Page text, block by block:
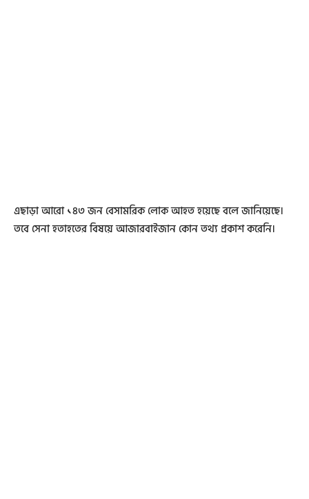
এছাড়া আরো ১৪৩ জন বেসামরিক লোক আহত হয়েছে বলে জানিয়েছে।
তবে সেনা হতাহতের বিষয়ে আজারবাইজান কোন তথ্য প্রকাশ করেনি।